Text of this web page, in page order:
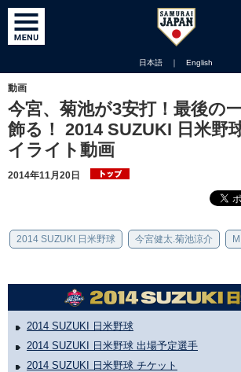
日本語 ｜ English
動画
今宮、菊池が3安打！最後の
飾る！ 2014 SUZUKI 日米野
イライト動画
2014年11月20日
2014 SUZUKI 日米野球 今宮健太.菊池涼介
2014 SUZUKI 日米野球
2014 SUZUKI 日米野球 出場予定選手
2014 SUZUKI 日米野球 チケット